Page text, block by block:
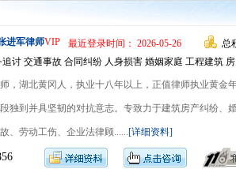
进军律师VIP 最近登录时间： 2026-05-26
总
讨 交通事故 合同纠纷 人身损害 婚姻家庭 工程建筑
，湖北黄冈人，执业十八年以上，正值律师执业黄金
独到并具坚韧的对抗意志。专致力于建筑房产纠纷、
、劳动工伤、企业法律顾......[详细资料]